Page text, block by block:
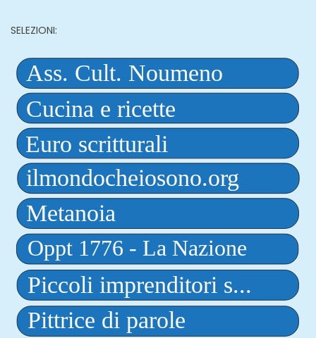
SELEZIONI: